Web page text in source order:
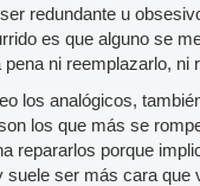
redundante u
es que alguno se
pena ni reemplazarlo, ni
los analógicos,
los que más se
repararlos porque
suele ser más cara que